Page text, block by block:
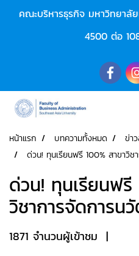
คณะบริหารธุรกิจ มหาวิทยาลั
4500ต่อ
หน้าแรก บทความทั้งหมด ข่า
ด่วน! ทุนเรียนฟรี 100% สาขาวิ
ด่วน! ทุนเรียนฟรี
วิชาการจัดการน
1871 จำนวนผู้เข้าชม |